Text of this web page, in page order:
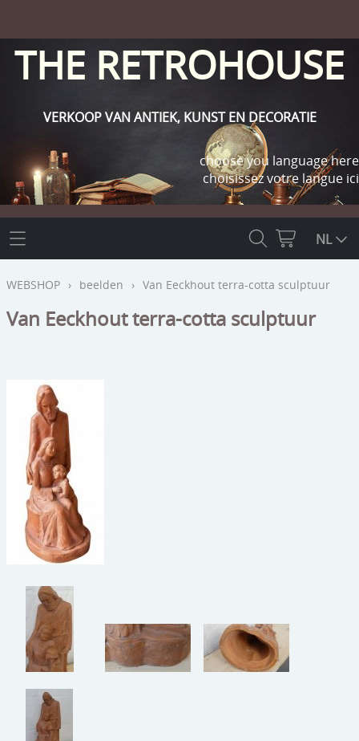
THE RETROHOUSE
VERKOOP VAN ANTIEK, KUNST EN DECORATIE
choose you language here
choisissez votre langue ici
THE RETROHOUSE
WEBSHOP
OUTLET
meubels
reclamevoorwerpen/merken
curiosa
schilderijen
porselein/aardewerk
medailles/munten/bankbiljetten
ets/tekening/litho/gravure
glaswerk
lamp/luchter
speelgoed
INFO
CONTACT
NL
WEBSHOP › beelden › Van Eeckhout terra-cotta sculptuur
Van Eeckhout terra-cotta sculptuur